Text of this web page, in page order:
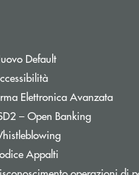
DefaultApre una nuova
Elettronica AvanzataApre
– Open BankingApre una
Apre una nuova
Appalti